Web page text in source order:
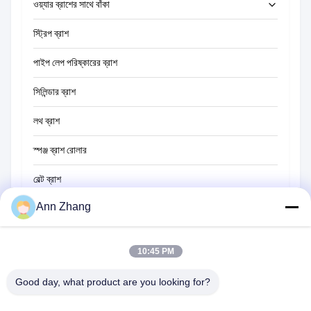
ওয়্যার ব্রাশের সাথে বাঁকা
নল পরিষ্কার ব্রাশ
খড় পরিষ্কার ব্রাশ
স্ট্রিপ ব্রাশ
পাইপ লেপ পরিষ্কারের ব্রাশ
সিলিন্ডার ব্রাশ
লথ ব্রাশ
স্পঞ্জ ব্রাশ রোলার
বেল্ট ব্রাশ
দড়ি পরিষ্কার ব্রাশ
Ann Zhang
10:45 PM
Good day, what product are you looking for?